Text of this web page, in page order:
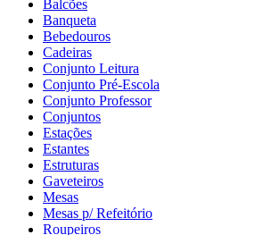
Balcões
Banqueta
Bebedouros
Cadeiras
Conjunto Leitura
Conjunto Pré-Escola
Conjunto Professor
Conjuntos
Estações
Estantes
Estruturas
Gaveteiros
Mesas
Mesas p/ Refeitório
Roupeiros